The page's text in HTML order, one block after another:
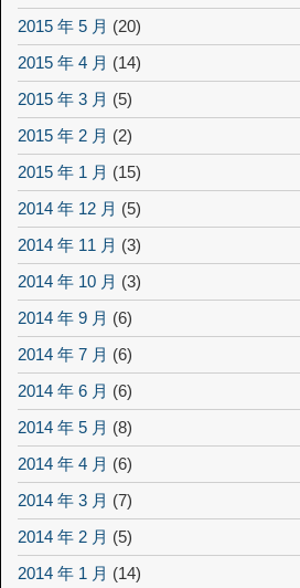
2015 年 5 月 (20)
2015 年 4 月 (14)
2015 年 3 月 (5)
2015 年 2 月 (2)
2015 年 1 月 (15)
2014 年 12 月 (5)
2014 年 11 月 (3)
2014 年 10 月 (3)
2014 年 9 月 (6)
2014 年 7 月 (6)
2014 年 6 月 (6)
2014 年 5 月 (8)
2014 年 4 月 (6)
2014 年 3 月 (7)
2014 年 2 月 (5)
2014 年 1 月 (14)